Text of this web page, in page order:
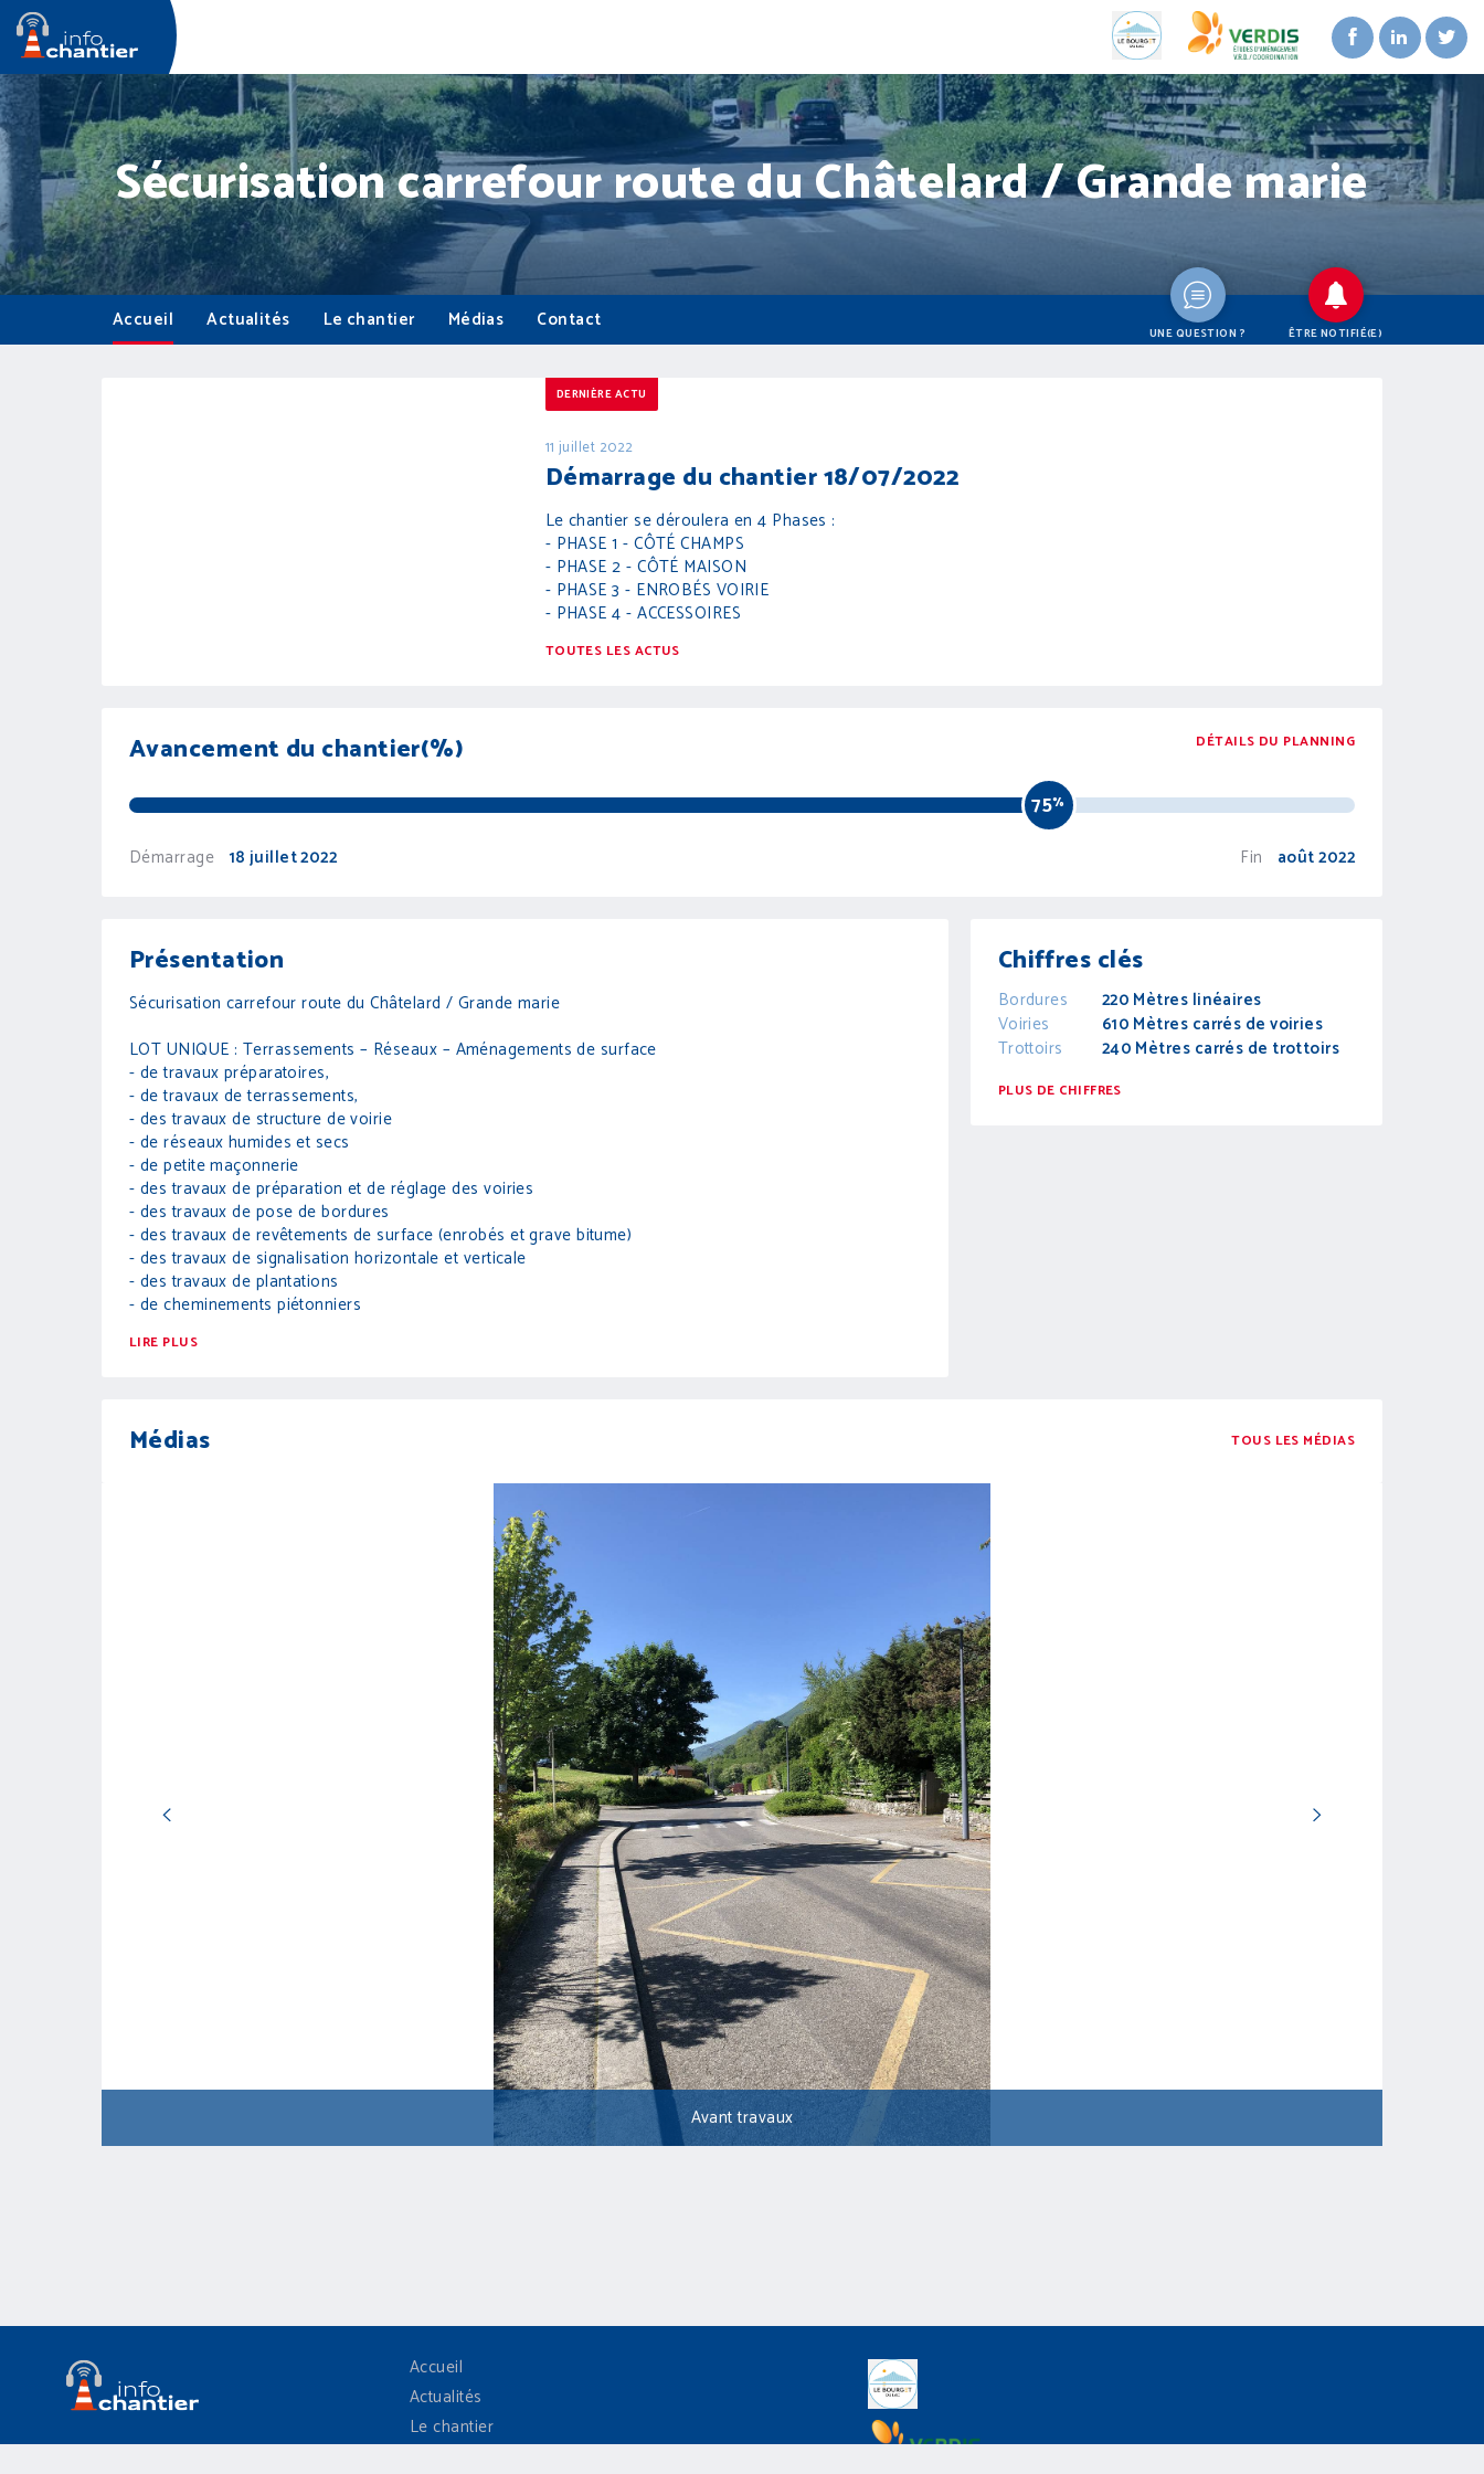
Sécurisation carrefour route du Châtelard / Grande marie
Accueil Actualités Le chantier Médias Contact UNE QUESTION ? ÊTRE NOTIFIÉ(E)
DERNIÈRE ACTU
11 juillet 2022
Démarrage du chantier 18/07/2022
Le chantier se déroulera en 4 Phases :
- PHASE 1 - CÔTÉ CHAMPS
- PHASE 2 - CÔTÉ MAISON
- PHASE 3 - ENROBÉS VOIRIE
- PHASE 4 - ACCESSOIRES
TOUTES LES ACTUS
Avancement du chantier(%) DÉTAILS DU PLANNING
75%
Démarrage 18 juillet 2022 Fin août 2022
Présentation
Sécurisation carrefour route du Châtelard / Grande marie
LOT UNIQUE : Terrassements – Réseaux – Aménagements de surface
- de travaux préparatoires,
- de travaux de terrassements,
- des travaux de structure de voirie
- de réseaux humides et secs
- de petite maçonnerie
- des travaux de préparation et de réglage des voiries
- des travaux de pose de bordures
- des travaux de revêtements de surface (enrobés et grave bitume)
- des travaux de signalisation horizontale et verticale
- des travaux de plantations
- de cheminements piétonniers
LIRE PLUS
Chiffres clés
Bordures
220 Mètres linéaires
Voiries
610 Mètres carrés de voiries
Trottoirs
240 Mètres carrés de trottoirs
PLUS DE CHIFFRES
Médias TOUS LES MÉDIAS
Avant travaux
Accueil
Actualités
Le chantier